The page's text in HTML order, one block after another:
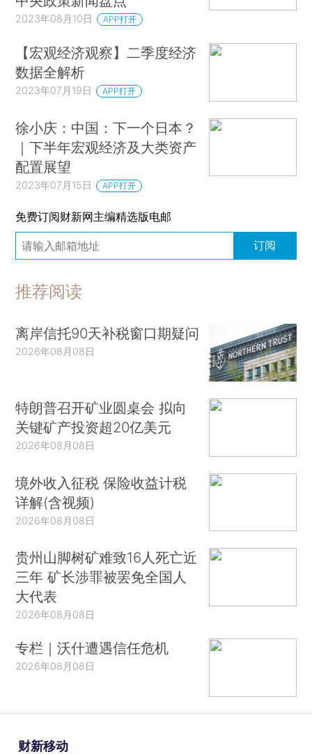
2023年08月10日 APP打开
【宏观经济观察】二季度经济
数据全解析
2023年07月19日 APP打开
徐小庆：中国：下一个日本？
｜下半年宏观经济及大类资产
配置展望
2023年07月15日 APP打开
免费订阅财新网主编精选版电邮
订阅
推荐阅读
离岸信托90天补税窗口期疑问
2026年08月08日
特朗普召开矿业圆桌会 拟向
关键矿产投资超20亿美元
2026年08月08日
境外收入征税 保险收益计税
详解(含视频)
2026年08月08日
贵州山脚树矿难致16人死亡近
三年 矿长涉罪被罢免全国人
大代表
2026年08月08日
专栏｜沃什遭遇信任危机
2026年08月08日
财新移动